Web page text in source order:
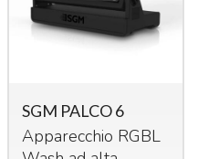
SGM PALCO 6
Apparecchio RGBL